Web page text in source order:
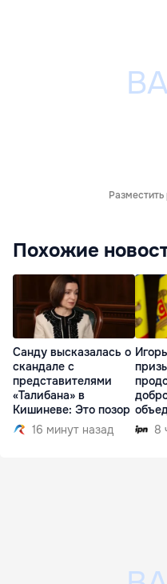
Похожие
Санду высказалась о
скандале с
представителями
«Талибана» в
Кишиневе: Это позор
16 минут назад
8